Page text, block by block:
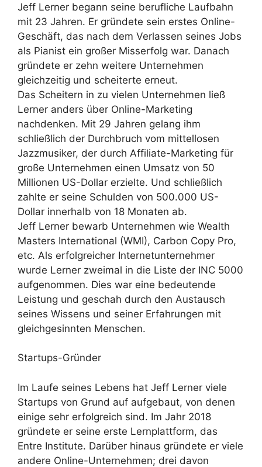
Jeff Lerner begann seine berufliche Laufbahn
mit 23 Jahren. Er gründete sein erstes Online-
Geschäft, das nach dem Verlassen seines Jobs
als Pianist ein großer Misserfolg war. Danach
gründete er zehn weitere Unternehmen
gleichzeitig und scheiterte erneut.
Das Scheitern in zu vielen Unternehmen ließ
Lerner anders über Online-Marketing
nachdenken. Mit 29 Jahren gelang ihm
schließlich der Durchbruch vom mittellosen
Jazzmusiker, der durch Affiliate-Marketing für
große Unternehmen einen Umsatz von 50
Millionen US-Dollar erzielte. Und schließlich
zahlte er seine Schulden von 500.000 US-
Dollar innerhalb von 18 Monaten ab.
Jeff Lerner bewarb Unternehmen wie Wealth
Masters International (WMI), Carbon Copy Pro,
etc. Als erfolgreicher Internetunternehmer
wurde Lerner zweimal in die Liste der INC 5000
aufgenommen. Dies war eine bedeutende
Leistung und geschah durch den Austausch
seines Wissens und seiner Erfahrungen mit
gleichgesinnten Menschen.
Startups-Gründer
Im Laufe seines Lebens hat Jeff Lerner viele
Startups von Grund auf aufgebaut, von denen
einige sehr erfolgreich sind. Im Jahr 2018
gründete er seine erste Lernplattform, das
Entre Institute. Darüber hinaus gründete er viele
andere Online-Unternehmen; drei davon